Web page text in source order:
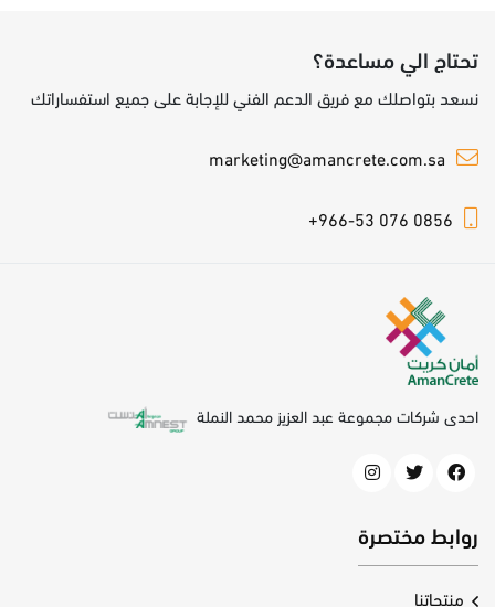
تحتاج الي مساعدة؟
نسعد بتواصلك مع فريق الدعم الفني للإجابة على جميع استفساراتك
marketing@amancrete.com.sa
+966-53 076 0856
احدى شركات مجموعة عبد العزيز محمد النملة
روابط مختصرة
منتجاتنا